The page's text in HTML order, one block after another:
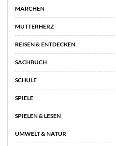
MÄRCHEN
MUTTERHERZ
REISEN & ENTDECKEN
SACHBUCH
SCHULE
SPIELE
SPIELEN & LESEN
UMWELT & NATUR